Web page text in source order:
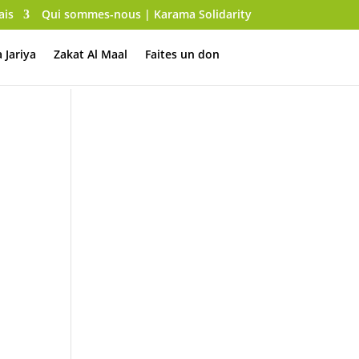
Qui sommes-nous | Karama Solidarity
Jariya Zakat Al Maal Faites un don